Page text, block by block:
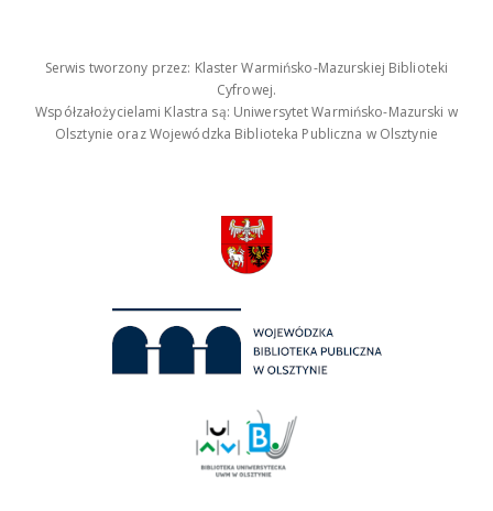
Serwis tworzony przez: Klaster Warmińsko-Mazurskiej Biblioteki
Cyfrowej.
Współzałożycielami Klastra są: Uniwersytet Warmińsko-Mazurski w
Olsztynie oraz Wojewódzka Biblioteka Publiczna w Olsztynie